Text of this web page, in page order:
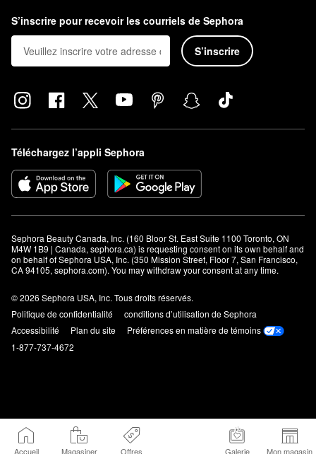
Accueil Magasiner Offres Galerie Mon magasin
S’inscrire pour recevoir les courriels de Sephora
S’inscrire
Téléchargez l’appli Sephora
Sephora Beauty Canada, Inc. (160 Bloor St. East Suite 1100 Toronto, ON
M4W 1B9 | Canada, sephora.ca) is requesting consent on its own behalf and
on behalf of Sephora USA, Inc. (350 Mission Street, Floor 7, San Francisco,
CA 94105, sephora.com). You may withdraw your consent at any time.
© 2026 Sephora USA, Inc. Tous droits réservés.
Politique de confidentialité
conditions d’utilisation de Sephora
Accessibilité
Plan du site
Préférences en matière de témoins
1-877-737-4672